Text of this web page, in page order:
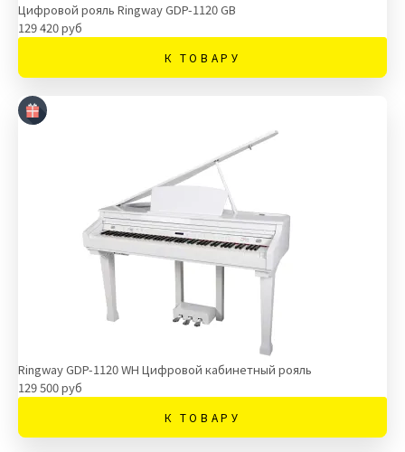
Цифровой рояль Ringway GDP-1120 GB
129 420 руб
К ТОВАРУ
Ringway GDP-1120 WH Цифровой кабинетный рояль
129 500 руб
К ТОВАРУ